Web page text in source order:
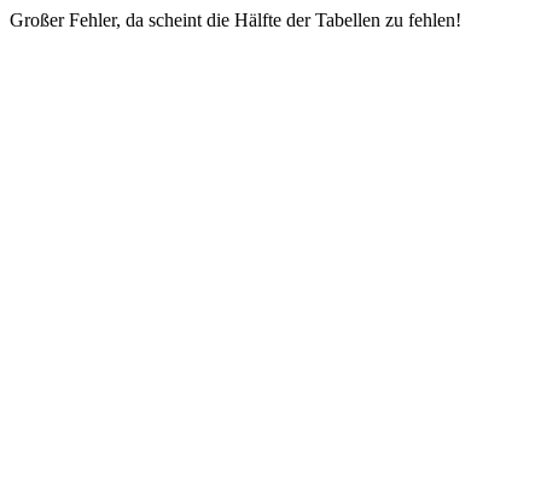
Großer Fehler, da scheint die Hälfte der Tabellen zu fehlen!